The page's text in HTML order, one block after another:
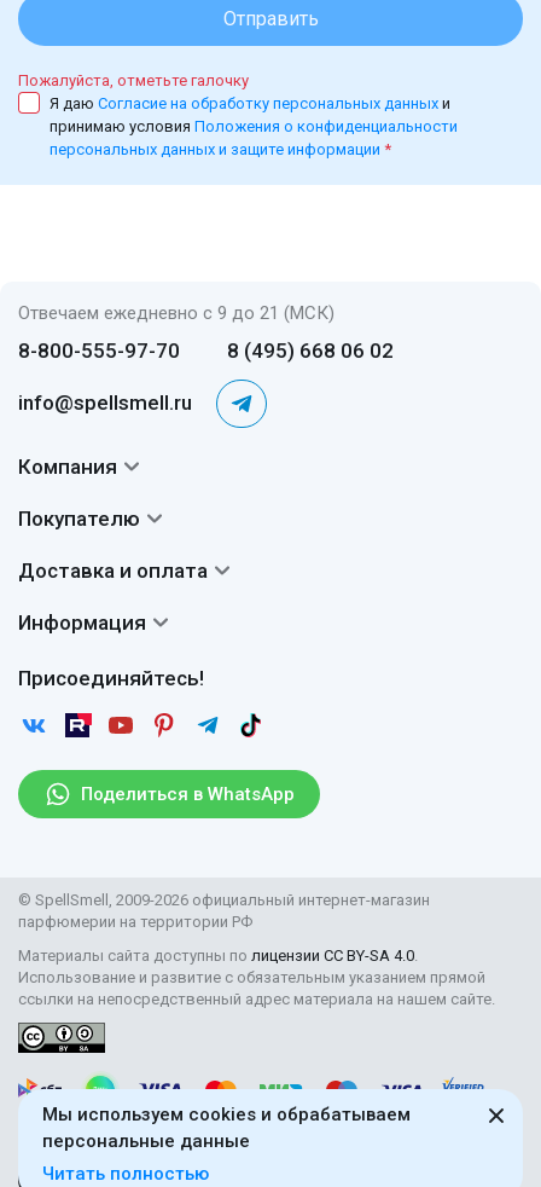
Мы используем cookies и обрабатываем
персональные данные
Читать полностью
Отправить
Пожалуйста, отметьте галочку
Я даю Согласие на обработку персональных данных и
принимаю условия Положения о конфиденциальности
персональных данных и защите информации *
Отвечаем ежедневно с 9 до 21 (МСК)
8-800-555-97-70 8 (495) 668 06 02
info@spellsmell.ru
Поделиться в WhatsApp
Присоединяйтесь!
Компания
Авторы
Сертификаты
Покупателю
Вопросы и ответы
Отзывы
Статьи
Рассылка
Доставка и оплата
Доставка
Возврат
Информация
Пользовательское соглашение
Защита персональных данных
Правила продажи товаров (Постановление Правительства
Поставщикам
© SpellSmell, 2009-2026 официальный интернет-магазин
парфюмерии на территории РФ
Материалы сайта доступны по лицензии CC BY-SA 4.0.
Использование и развитие с обязательным указанием прямой
ссылки на непосредственный адрес материала на нашем сайте.
18+